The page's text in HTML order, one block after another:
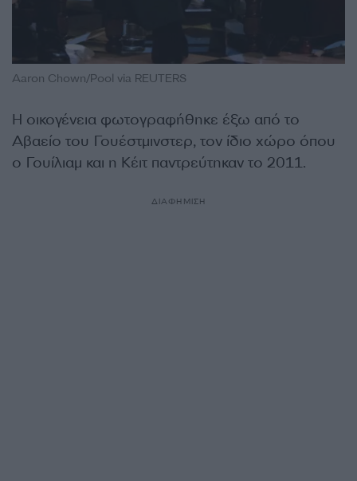
Aaron Chown/Pool via REUTERS
Η οικογένεια φωτογραφήθηκε έξω από το
Αβαείο του Γουέστμινστερ, τον ίδιο χώρο όπου
ο Γουίλιαμ και η Κέιτ παντρεύτηκαν το 2011.
ΔΙΑΦΗΜΙΣΗ